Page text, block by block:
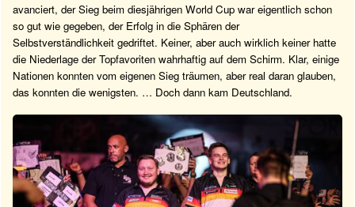
avanciert, der Sieg beim diesjährigen World Cup war eigentlich schon
so gut wie gegeben, der Erfolg in die Sphären der
Selbstverständlichkeit gedriftet. Keiner, aber auch wirklich keiner hatte
die Niederlage der Topfavoriten wahrhaftig auf dem Schirm. Klar, einige
Nationen konnten vom eigenen Sieg träumen, aber real daran glauben,
das konnten die wenigsten. … Doch dann kam Deutschland.